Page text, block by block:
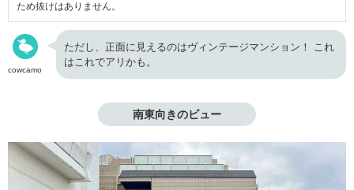
ため抜けはありません。
cowcamo
ただし、正面に見えるのはヴィンテージマンション！ これ
はこれでアリかも。
南東向きのビュー